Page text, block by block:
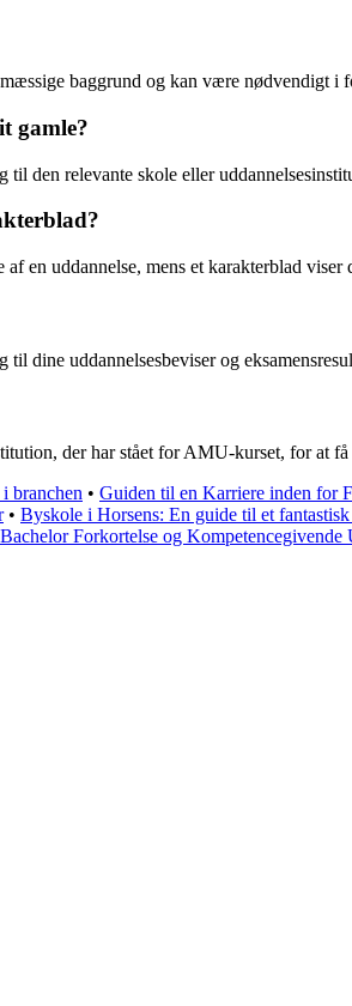
baggrund og kan være nødvendigt i
gamle?
den relevante skole eller
en uddannelse, mens et karakterblad viser
dine uddannelsesbeviser og
der har stået for AMU-kurset, for at
branchen • Guiden til en Karriere inden for
• Byskole i Horsens: En guide til et
Forkortelse og Kompetencegivende